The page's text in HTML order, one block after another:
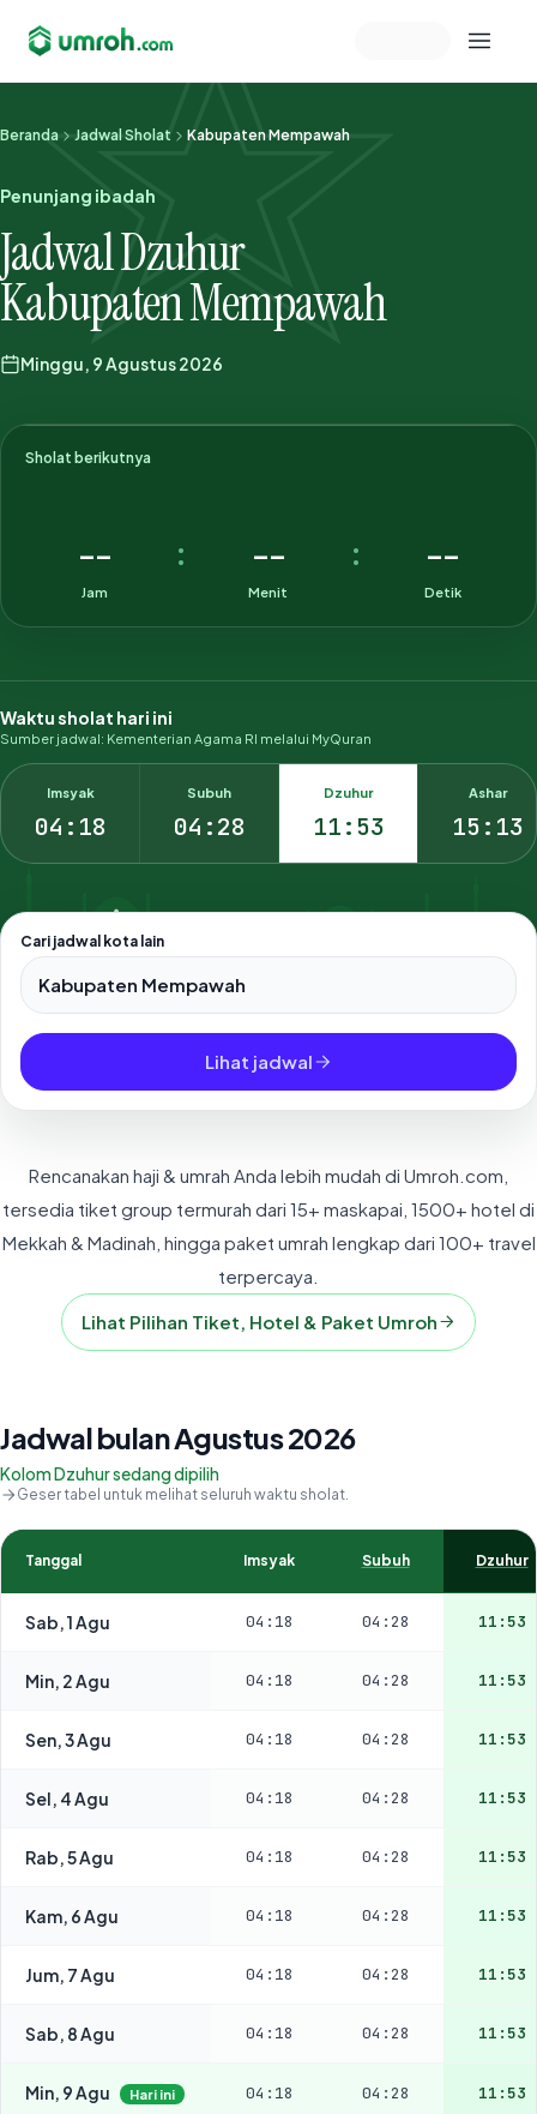
Memeriksa sesi akun
Beranda Jadwal Sholat Kabupaten Mempawah
Penunjang ibadah
Jadwal Dzuhur
Kabupaten Mempawah
Minggu, 9 Agustus 2026
Sholat berikutnya
--
Jam
: --
Menit
: --
Detik
Waktu sholat hari ini
Sumber jadwal: Kementerian Agama RI melalui MyQuran
Imsyak
04:18
Subuh
04:28
Dzuhur
11:53
Ashar
15:13
Cari jadwal kota lain
Pilih salah satu dari 500+ kota dan kabupaten di Indonesia.
Lihat jadwal
Rencanakan haji & umrah Anda lebih mudah di Umroh.com,
tersedia tiket group termurah dari 15+ maskapai, 1500+ hotel di
Mekkah & Madinah, hingga paket umrah lengkap dari 100+ travel
terpercaya.
Lihat Pilihan Tiket, Hotel & Paket Umroh
Jadwal bulan Agustus 2026
Kolom Dzuhur sedang dipilih
Geser tabel untuk melihat seluruh waktu sholat.
Tanggal Imsyak Subuh Dzuhur
Sab, 1 Agu 04:18 04:28 11:53
Min, 2 Agu 04:18 04:28 11:53
Sen, 3 Agu 04:18 04:28 11:53
Sel, 4 Agu 04:18 04:28 11:53
Rab, 5 Agu 04:18 04:28 11:53
Kam, 6 Agu 04:18 04:28 11:53
Jum, 7 Agu 04:18 04:28 11:53
Sab, 8 Agu 04:18 04:28 11:53
Min, 9 Agu Hari ini 04:18 04:28 11:53